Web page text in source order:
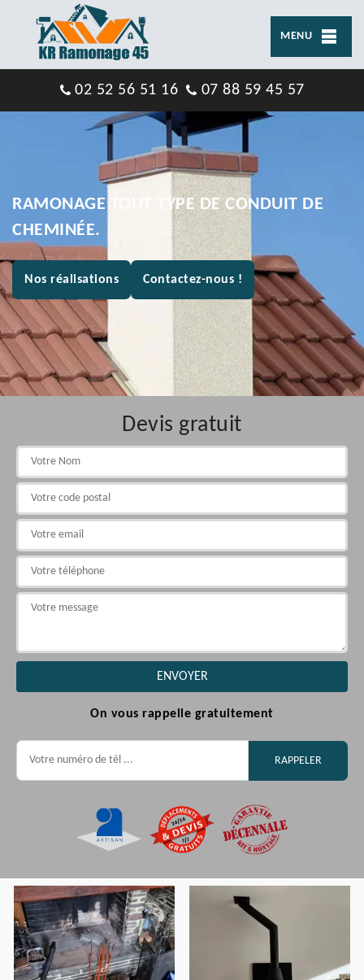
MENU
02 52 56 51 16 07 88 59 45 57
RAMONAGE TOUT TYPE DE CONDUIT DE
CHEMINÉE.
Nos réalisations Contactez-nous !
Devis gratuit
On vous rappelle gratuitement